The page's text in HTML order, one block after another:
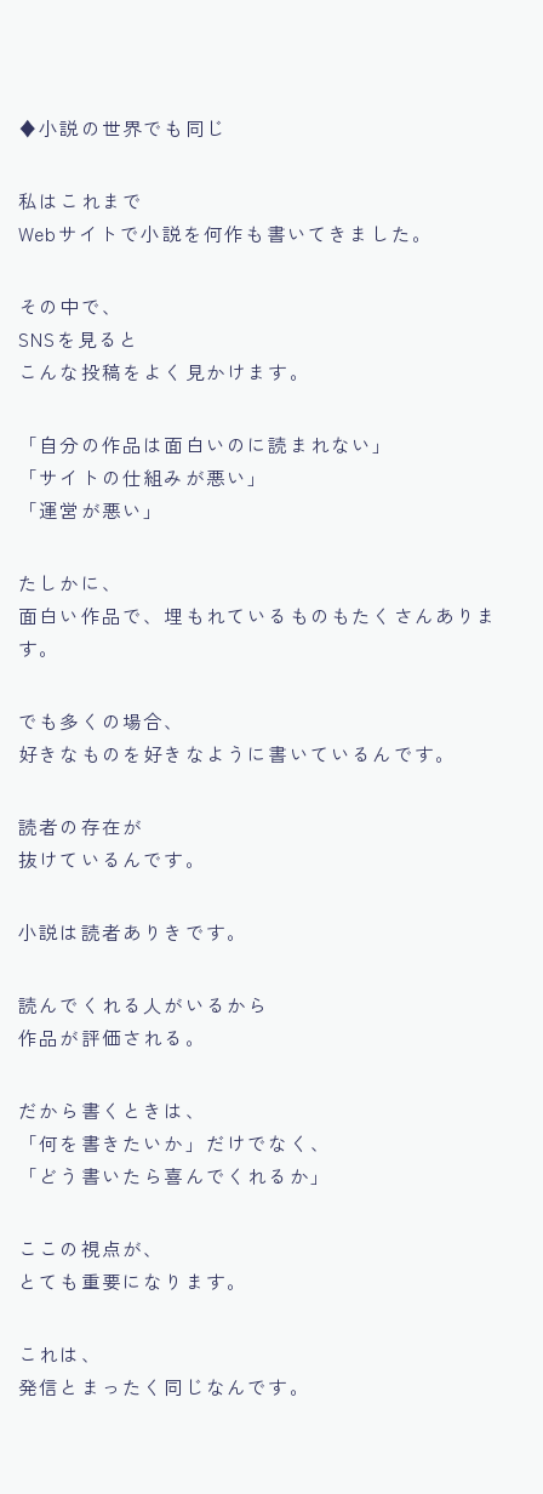
♦︎小説の世界でも同じ
私はこれまで
Webサイトで小説を何作も書いてきました。
その中で、
SNSを見ると
こんな投稿をよく見かけます。
「自分の作品は面白いのに読まれない」
「サイトの仕組みが悪い」
「運営が悪い」
たしかに、
面白い作品で、埋もれているものもたくさんありま
す。
でも多くの場合、
好きなものを好きなように書いているんです。
読者の存在が
抜けているんです。
小説は読者ありきです。
読んでくれる人がいるから
作品が評価される。
だから書くときは、
「何を書きたいか」だけでなく、
「どう書いたら喜んでくれるか」
ここの視点が、
とても重要になります。
これは、
発信とまったく同じなんです。